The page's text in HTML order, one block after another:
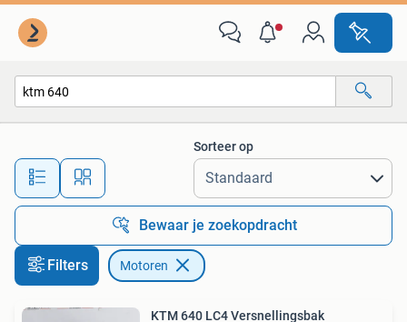
Alle afstanden…
Sorteer op
Bewaar je zoekopdracht
Filters Motoren
KTM 640 LC4 Versnellingsbak